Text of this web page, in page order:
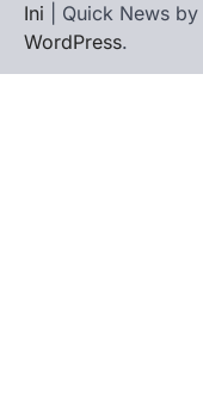
Ini | Quick News by
WordPress.